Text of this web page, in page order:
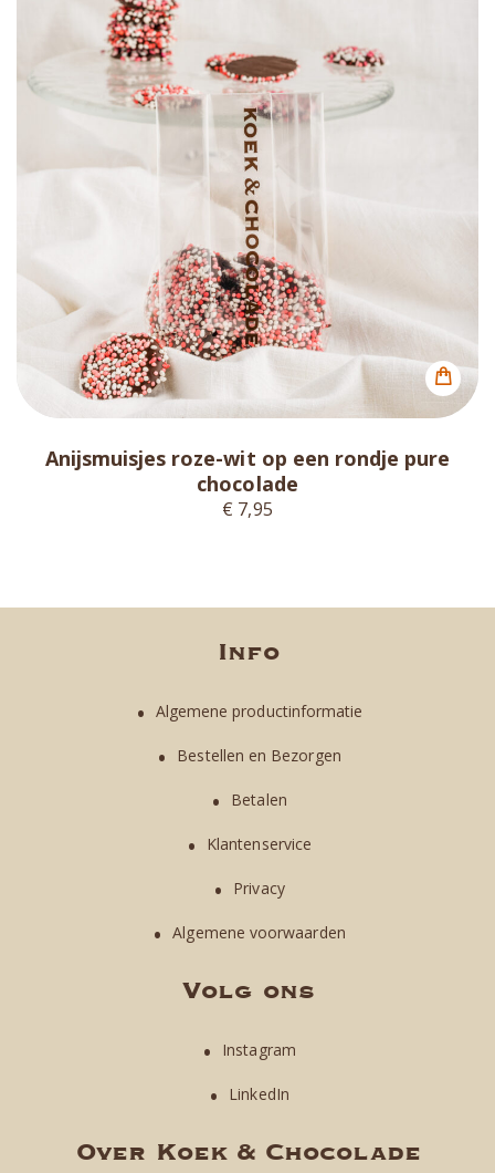
Anijsmuisjes roze-wit op een rondje pure
chocolade
€ 7,95
Info
Algemene productinformatie
Bestellen en Bezorgen
Betalen
Klantenservice
Privacy
Algemene voorwaarden
Volg ons
Instagram
LinkedIn
Over Koek & Chocolade